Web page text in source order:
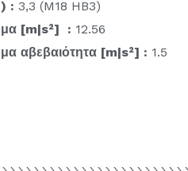
: 3,3 (M18 HB3)
[m|s²] : 12.56
αβεβαιότητα [m|s²] : 1.5